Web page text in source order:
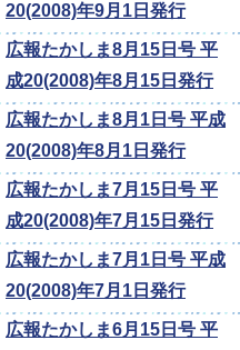
20(2008)年9月1日発行
広報たかしま8月15日号 平
成20(2008)年8月15日発行
広報たかしま8月1日号 平成
20(2008)年8月1日発行
広報たかしま7月15日号 平
成20(2008)年7月15日発行
広報たかしま7月1日号 平成
20(2008)年7月1日発行
広報たかしま6月15日号 平